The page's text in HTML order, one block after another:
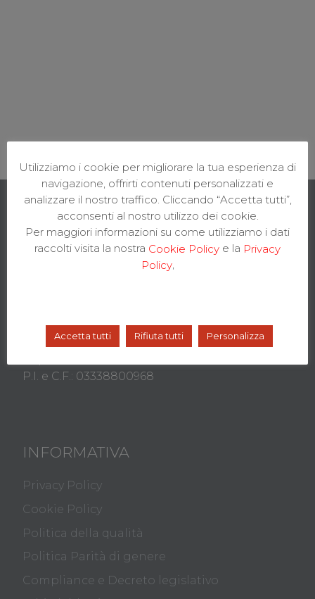
DYNAMICOM EDUCATION SRL
Sede legale e operativa
MIND DISTRICT – The Hive, H2
info@dynamicom-education.it
P.I. e C.F.: 03338800968
INFORMATIVA
Privacy Policy
Cookie Policy
Politica della qualità
Politica Parità di genere
Compliance e Decreto legislativo
Utilizziamo i cookie per migliorare la tua esperienza di
navigazione, offrirti contenuti personalizzati e
analizzare il nostro traffico. Cliccando “Accetta tutti”,
acconsenti al nostro utilizzo dei cookie.
Per maggiori informazioni su come utilizziamo i dati
raccolti visita la nostra Cookie Policy e la Privacy
Policy,
Accetta tutti Rifiuta tutti Personalizza